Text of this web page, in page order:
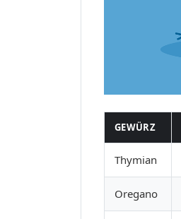
GEWÜRZ
Thymian
Oregano